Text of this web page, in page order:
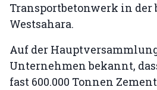
Transportbetonwerk in der
Westsahara.
Auf der
Unternehmen bekannt,
fast 600.000 Tonnen